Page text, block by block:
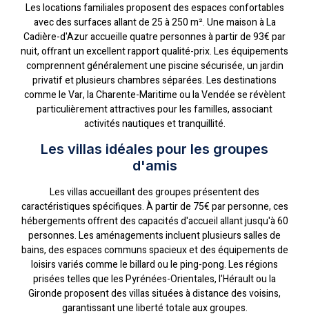
Les locations familiales proposent des espaces confortables
avec des surfaces allant de 25 à 250 m². Une maison à La
Cadière-d'Azur accueille quatre personnes à partir de 93€ par
nuit, offrant un excellent rapport qualité-prix. Les équipements
comprennent généralement une piscine sécurisée, un jardin
privatif et plusieurs chambres séparées. Les destinations
comme le Var, la Charente-Maritime ou la Vendée se révèlent
particulièrement attractives pour les familles, associant
activités nautiques et tranquillité.
Les villas idéales pour les groupes
d'amis
Les villas accueillant des groupes présentent des
caractéristiques spécifiques. À partir de 75€ par personne, ces
hébergements offrent des capacités d'accueil allant jusqu'à 60
personnes. Les aménagements incluent plusieurs salles de
bains, des espaces communs spacieux et des équipements de
loisirs variés comme le billard ou le ping-pong. Les régions
prisées telles que les Pyrénées-Orientales, l'Hérault ou la
Gironde proposent des villas situées à distance des voisins,
garantissant une liberté totale aux groupes.